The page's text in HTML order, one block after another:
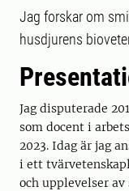
Jag forskar om
husdjurens
Jag disputerade
som docent i
2023. Idag är jag
i ett
och upplevelser